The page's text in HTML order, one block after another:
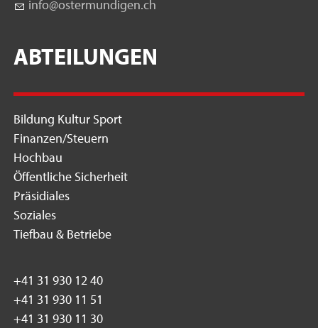
nf
st rm nd g n ch
ABTEILUNGEN
Bildung Kultur Sport
Finanzen/Steuern
Hochbau
Öffentliche Sicherheit
Präsidiales
Soziales
Tiefbau & Betriebe
+41 31 930 12 40
+41 31 930 11 51
+41 31 930 11 30